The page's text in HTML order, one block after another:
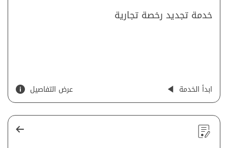
خدمة تجديد رخصة تجارية
ابدأ الخدمة عرض التفاصيل